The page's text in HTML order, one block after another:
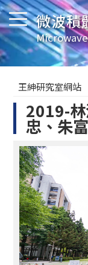
微波積
王紳研究室網站
2019-
忠、朱